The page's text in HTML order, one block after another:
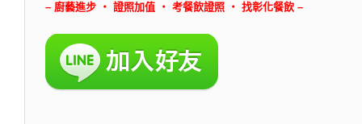
– 廚藝進步 ‧ 證照加值 ‧ 考餐飲證照 ‧ 找彰化餐飲 –